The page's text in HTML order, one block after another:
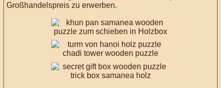
Großhandelspreis zu erwerben.